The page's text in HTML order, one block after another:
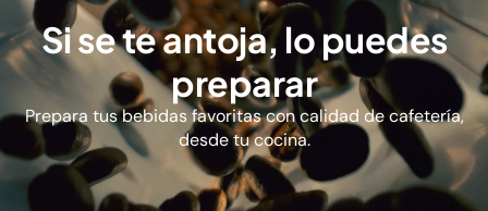
Si se te antoja, lo puedes
preparar
Prepara tus bebidas favoritas con calidad de cafetería,
desde tu cocina.